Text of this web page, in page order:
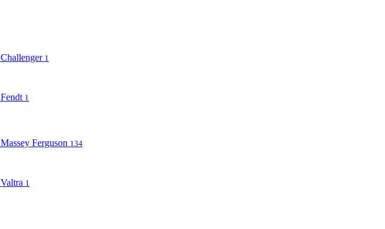
Challenger 1
Fendt 1
Massey Ferguson 134
Valtra 1